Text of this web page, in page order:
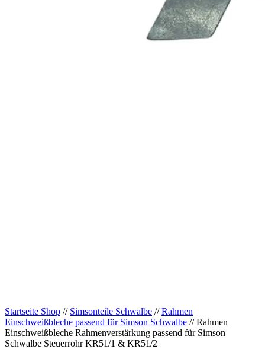
Startseite Shop // Simsonteile Schwalbe //Rahmen
Einschweißbleche passend für Simson Schwalbe // Rahmen
Einschweißbleche Rahmenverstärkung passend für Simson
Schwalbe Steuerrohr KR51/1 & KR51/2